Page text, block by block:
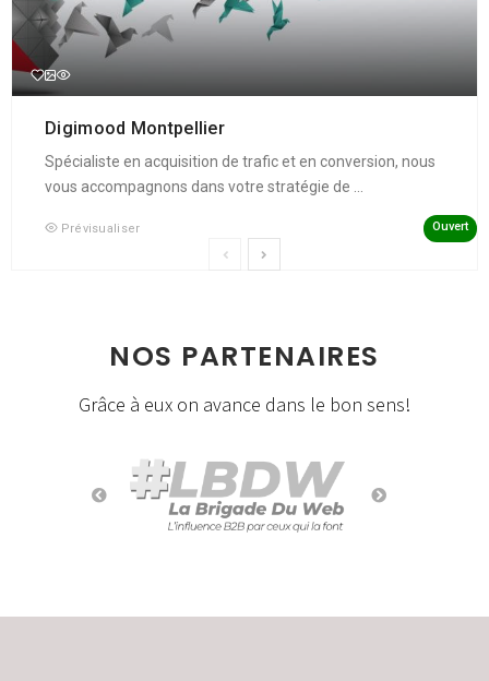
Digimood Montpellier
Spécialiste en acquisition de trafic et en conversion, nous
vous accompagnons dans votre stratégie de ...
Prévisualiser Ouvert
NOS PARTENAIRES
Grâce à eux on avance dans le bon sens!